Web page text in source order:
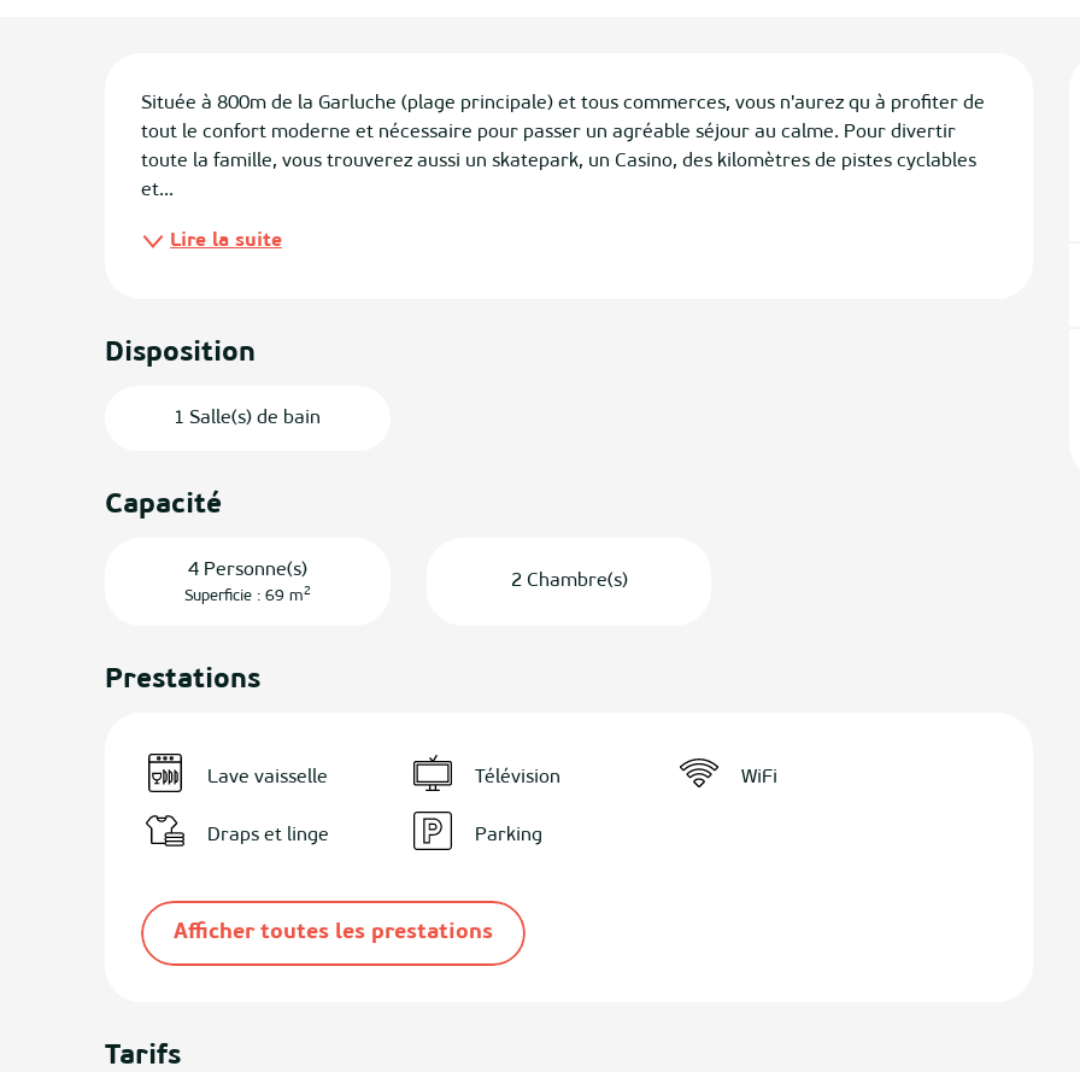
Située à 800m de la Garluche (plage principale) et tous commerces, vous n'aurez qu à profiter de
tout le confort moderne et nécessaire pour passer un agréable séjour au calme. Pour divertir
toute la famille, vous trouverez aussi un skatepark, un Casino, des kilomètres de pistes cyclables
et...
Lire la suite
Disposition
1 Salle(s) de bain
Capacité
4 Personne(s)
Superficie : 69 m2
2 Chambre(s)
Prestations
Lave vaisselle Télévision WiFi
Draps et linge Parking
Afficher toutes les prestations
Tarifs